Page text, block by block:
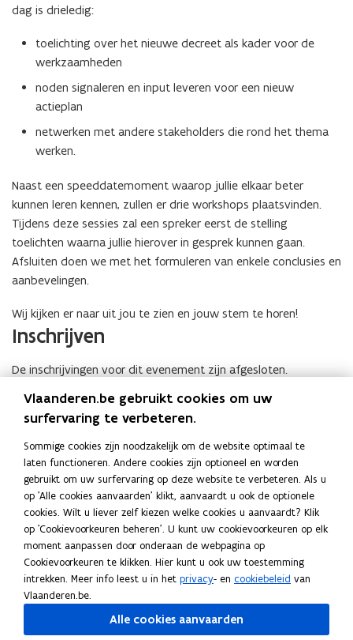
dag is drieledig:
toelichting over het nieuwe decreet als kader voor de
werkzaamheden
noden signaleren en input leveren voor een nieuw
actieplan
netwerken met andere stakeholders die rond het thema
werken.
Naast een speeddatemoment waarop jullie elkaar beter
kunnen leren kennen, zullen er drie workshops plaatsvinden.
Tijdens deze sessies zal een spreker eerst de stelling
toelichten waarna jullie hierover in gesprek kunnen gaan.
Afsluiten doen we met het formuleren van enkele conclusies en
aanbevelingen.
Wij kijken er naar uit jou te zien en jouw stem te horen!
Inschrijven
De inschrijvingen voor dit evenement zijn afgesloten.
Locatie en bereikbaarheid
Leuven - Museum M
Adres
Museum M
Leopold Vanderkelenstraat 28
3000 Leuven
Routeplanner
o
p
e
n
i
Beleid en regelgeving
Vlaanderen.be gebruikt cookies om uw
surfervaring te verbeteren.
Sommige cookies zijn noodzakelijk om de website optimaal te
laten functioneren. Andere cookies zijn optioneel en worden
gebruikt om uw surfervaring op deze website te verbeteren. Als u
op 'Alle cookies aanvaarden' klikt, aanvaardt u ook de optionele
cookies. Wilt u liever zelf kiezen welke cookies u aanvaardt? Klik
op 'Cookievoorkeuren beheren'. U kunt uw cookievoorkeuren op elk
moment aanpassen door onderaan de webpagina op
Cookievoorkeuren te klikken. Hier kunt u ook uw toestemming
intrekken. Meer info leest u in het privacy- en cookiebeleid van
Vlaanderen.be.
Alle cookies aanvaarden